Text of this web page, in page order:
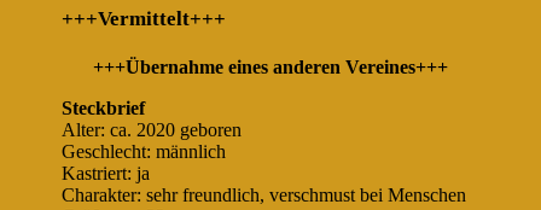
+++Vermittelt+++
+++Übernahme eines anderen Vereines+++
Steckbrief
Alter: ca. 2020 geboren
Geschlecht: männlich
Kastriert: ja
Charakter: sehr freundlich, verschmust bei Menschen